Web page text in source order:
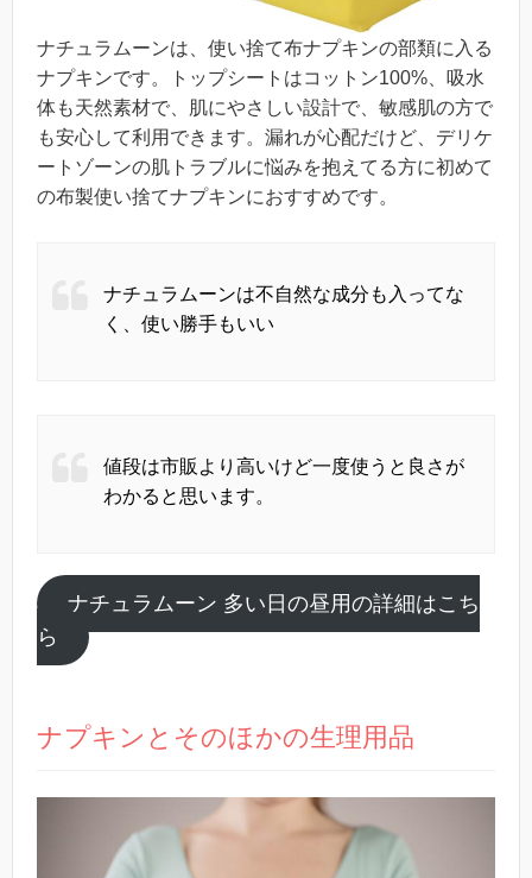
ナチュラムーンは、使い捨て布ナプキンの部類に入る
ナプキンです。トップシートはコットン100%、吸水
体も天然素材で、肌にやさしい設計で、敏感肌の方で
も安心して利用できます。 漏れが心配だけど、デリケ
ートゾーンの肌トラブルに悩みを抱えてる方に初めて
の布製使い捨てナプキンにおすすめです。
ナチュラムーンは不自然な成分も入ってな
く、使い勝手もいい
値段は市販より高いけど一度使うと良さが
わかると思います。
ナチュラムーン 多い日の昼用の詳細はこち
ら
ナプキンとそのほかの生理用品